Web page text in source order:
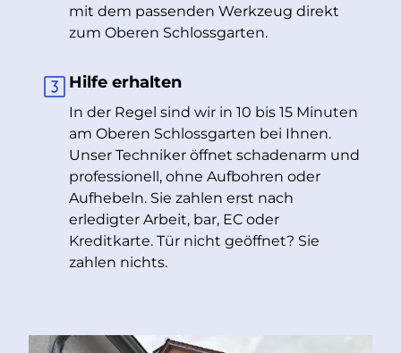
mit dem passenden Werkzeug direkt
zum Oberen Schlossgarten.
Hilfe erhalten
In der Regel sind wir in 10 bis 15 Minuten
am Oberen Schlossgarten bei Ihnen.
Unser Techniker öffnet schadenarm und
professionell, ohne Aufbohren oder
Aufhebeln. Sie zahlen erst nach
erledigter Arbeit, bar, EC oder
Kreditkarte. Tür nicht geöffnet? Sie
zahlen nichts.